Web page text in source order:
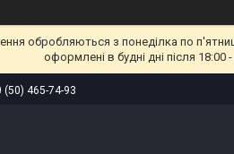
обробляються з понеділка по
оформлені в будні дні після
(50) 465-74-93